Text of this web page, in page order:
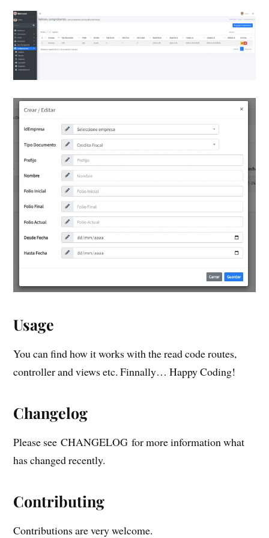
Usage
You can find how it works with the read code routes,
controller and views etc. Finnally… Happy Coding!
Changelog
Please see CHANGELOG for more information what
has changed recently.
Contributing
Contributions are very welcome.